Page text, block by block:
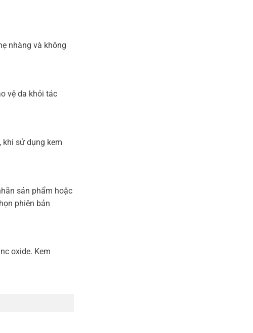
nhàng và không
vệ da khỏi tác
khi sử dụng kem
sản phẩm hoặc
phiên bản
oxide. Kem